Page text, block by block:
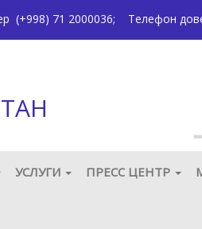
(+998) 71 2000036; Телефон
УСЛУГИ ПРЕСС ЦЕНТР